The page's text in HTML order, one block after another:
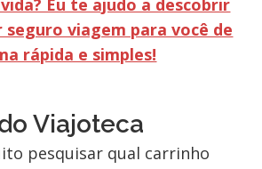
Eu te ajudo a descobrir
seguro viagem para você de
rápida e simples!
Viajoteca
pesquisar qual carrinho